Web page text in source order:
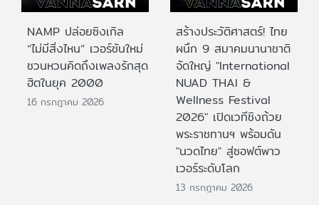
NAMP ปล่อยซิงเกิล
“ไม่มีสิ่งไหน” เวอร์ชันใหม่
ชวนหวนคิดถึงเพลงรักสุด
ฮิตในยุค 2000
16 กรกฎาคม 2026
สร้างประวัติศาสตร์! ไทย
ผนึก 9 สมาคมนานาชาติ
จัดใหญ่ "International
NUAD THAI &
Wellness Festival
2026" เปิดเวทีชิงถ้วย
พระราชทานฯ พร้อมดัน
"นวดไทย" สู่ซอฟต์พาว
เวอร์ระดับโลก
13 กรกฎาคม 2026